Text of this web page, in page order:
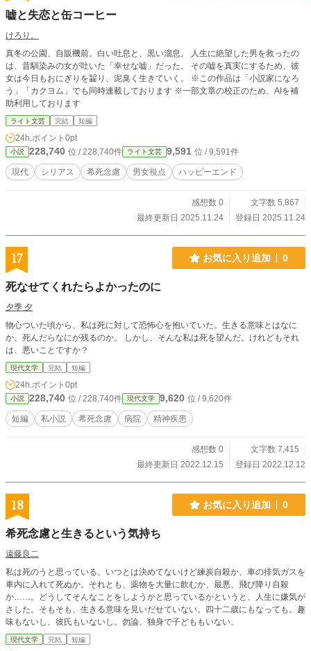
段で購入した。 引退後繁殖牝馬としての道を断たれたが、
トボブ中肉中背。身長も平均。都内の農業高校を出てすぐに
この農場に就職した。右も左もわからないところを裕樹が手
取り足取り教えてくれて以来裕樹に「ぞっこん」。気が強く
思ったことをポンポン口にするたち。空の登場に強い不安を
抱く。 ・大城雅哉（おおきまさや）、30歳 やや色黒で逞し
い体つき、短髪ではつらつとした目元。この農場一番のイケ
メン。自信家でそれゆえに独善的な面もある。社会人ボクシ
ング選手権の優勝経験者。空に一目惚れをする。内心で裕樹
を低く見ている。 ⚠️拙作は自死自傷を推奨・称揚する意図を
もって書かれたものではありません。自死自傷はご自身はも
ちろんのこと周りの人々をも深く傷つける行為です。くれぐ
自傷の念に苛まれたり生き辛さを感じた時はためらうことな
く精神神経科・心療内科を受診なさるかカウンセラーにかか
嘘と失恋と缶コーヒー
けろり。
真冬の公園、自販機前。白い吐息と、黒い溜息。 人生に絶望した男を救ったの
は、昔馴染みの女が吐いた「幸せな嘘」だった。 その嘘を真実にするため、彼
女は今日もおにぎりを齧り、泥臭く生きていく。 ※この作品は「小説家になろ
う」「カクヨム」でも同時連載しております ※一部文章の校正のため、AIを補
助利用しております
ライト文芸 完結 短編
24h.ポイント 0pt
小説 228,740 位 / 228,740件 ライト文芸 9,591 位 / 9,591件
現代 シリアス 希死念慮 男女視点 ハッピーエンド
感想数 0
文字数 5,867
最終更新日 2025.11.24
登録日 2025.11.24
17 お気に入り追加 0
死なせてくれたらよかったのに
夕季 夕
物心ついた頃から、私は死に対して恐怖心を抱いていた。生きる意味とはなに
か、死んだらなにが残るのか。 しかし、そんな私は死を望んだ。けれどもそれ
は、悪いことですか？
現代文学 完結 短編
24h.ポイント 0pt
小説 228,740 位 / 228,740件 現代文学 9,620 位 / 9,620件
短編 私小説 希死念慮 病院 精神疾患
感想数 0
文字数 7,415
最終更新日 2022.12.15
登録日 2022.12.12
18 お気に入り追加 0
希死念慮と生きるという気持ち
遠藤良二
私は死のうと思っている。いつとは決めてないけど練炭自殺か、車の排気ガスを
車内に入れて死ぬか。それとも、薬物を大量に飲むか、最悪、飛び降り自殺
か……。どうしてそんなことをしようかと思っているかというと、人生に嫌気が
さした。そもそも、生きる意味を見いだせていない。四十二歳にもなっても。趣
味もないし、彼氏もいないし。勿論、独身で子どももいない。
現代文学 完結 短編